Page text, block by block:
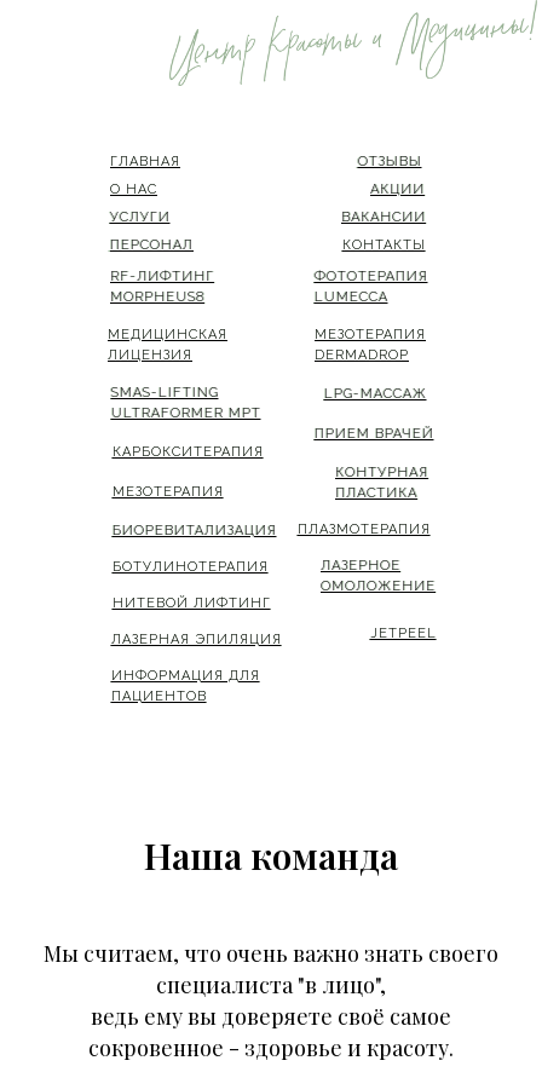
JETPEEL
ИНФОРМАЦИЯ ДЛЯ
ПАЦИЕНТОВ
ЛАЗЕРНАЯ ЭПИЛЯЦИЯ
НИТЕВОЙ ЛИФТИНГ
ПРИЕМ ВРАЧЕЙ
КАРБОКСИТЕРАПИЯ
RF-ЛИФТИНГ
MORPHEUS8
RF-ЛИФТИНГ
MORPHEUS8
ВАКАНСИИ
ВАКАНСИИ
SMAS-LIFTING
ULTRAFORMER MPT
ФОТОТЕРАПИЯ
LUMECCA
ФОТОТЕРАПИЯ
LUMECCA
ГЛАВНАЯ
ГЛАВНАЯ
О НАС
О НАС
УСЛУГИ
УСЛУГИ
ПЕРСОНАЛ
ПЕРСОНАЛ
АКЦИИ
АКЦИИ
ОТЗЫВЫ
ОТЗЫВЫ
КОНТАКТЫ
КОНТАКТЫ
МЕДИЦИНСКАЯ
ЛИЦЕНЗИЯ
МЕДИЦИНСКАЯ
ЛИЦЕНЗИЯ
МЕЗОТЕРАПИЯ
DERMADROP
МЕЗОТЕРАПИЯ
DERMADROP
SMAS-LIFTING
ULTRAFORMER MPT
КАРБОКСИТЕРАПИЯ
LPG-МАССАЖ
LPG-МАССАЖ
ПРИЕМ ВРАЧЕЙ
МЕЗОТЕРАПИЯ
МЕЗОТЕРАПИЯ
БИОРЕВИТАЛИЗАЦИЯ
БИОРЕВИТАЛИЗАЦИЯ
БОТУЛИНОТЕРАПИЯ
БОТУЛИНОТЕРАПИЯ
КОНТУРНАЯ
ПЛАСТИКА
КОНТУРНАЯ
ПЛАСТИКА
НИТЕВОЙ ЛИФТИНГ
ПЛАЗМОТЕРАПИЯ
ПЛАЗМОТЕРАПИЯ
ЛАЗЕРНАЯ ЭПИЛЯЦИЯ
ИНФОРМАЦИЯ ДЛЯ
ПАЦИЕНТОВ
ЛАЗЕРНОЕ
ОМОЛОЖЕНИЕ
ЛАЗЕРНОЕ
ОМОЛОЖЕНИЕ
JETPEEL
Наша команда
Мы считаем, что очень важно знать своего
специалиста "в лицо",
ведь ему вы доверяете своё самое
сокровенное - здоровье и красоту.